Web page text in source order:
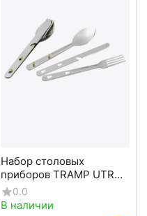
Набор столовых
приборов TRAMP UTRC-
0030.0
В наличии